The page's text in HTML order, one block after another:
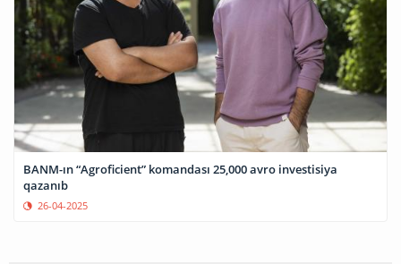
BANM-ın “Agroficient” komandası 25,000 avro investisiya
qazanıb
26-04-2025